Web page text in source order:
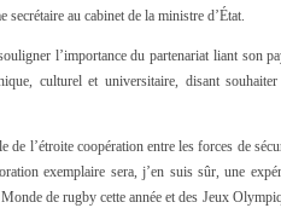
secrétaire au cabinet de la ministre d’État.
l’importance du partenariat liant son
culturel et universitaire, disant
de l’étroite coopération entre les forces de
exemplaire sera, j’en suis sûr, une
de rugby cette année et des Jeux